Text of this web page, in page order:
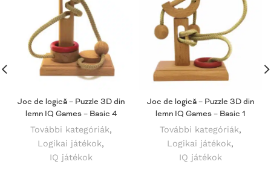
Joc de logică – Puzzle 3D din
lemn IQ Games – Basic 4
További kategóriák,
Logikai játékok,
IQ játékok
Joc de logică – Puzzle 3D din
lemn IQ Games – Basic 1
További kategóriák,
Logikai játékok,
IQ játékok